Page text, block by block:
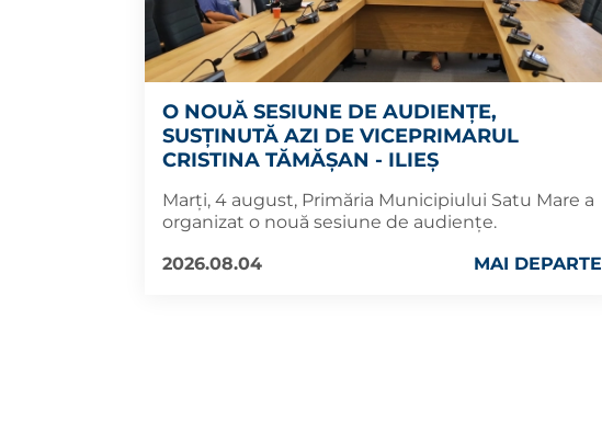
O NOUĂ SESIUNE DE AUDIENȚE,
SUSȚINUTĂ AZI DE VICEPRIMARUL
CRISTINA TĂMĂȘAN - ILIEȘ
Marți, 4 august, Primăria Municipiului Satu Mare a
organizat o nouă sesiune de audiențe.
2026.08.04
MAI DEPARTE